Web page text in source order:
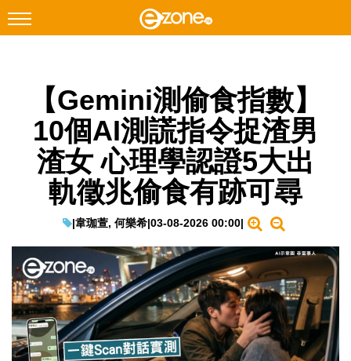
Facebook Instagram
科技焦點
網絡生活
遊戲動漫
EduTech
IT Times
生成式AI與雲端應用
Enterprise Digital Transformation
【Gemini測偷食指數】
10個AI測謊指令捉渣男
渣女 心理學認證5大出
軌徵兆偷食有跡可尋
|韋珈萱, 何樂希|03-08-2026 00:00|